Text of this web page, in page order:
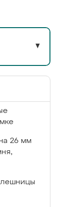
▼
26 мм